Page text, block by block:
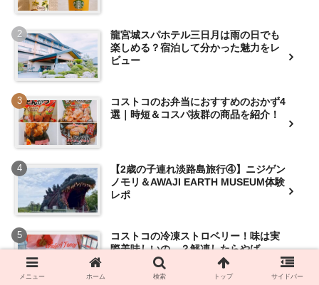
龍宮城スパホテル三日月は雨の日でも
楽しめる？宿泊して分かった魅力をレ
ビュー
コストコのお弁当におすすめのおかず4
選｜時短＆コスパ抜群の商品を紹介！
【2歳の子連れ淡路島旅行④】ニジゲン
ノモリ＆AWAJI EARTH MUSEUM体験
レポ
コストコの冷凍ストロベリー！味は実
際美味しいの…？解凍したらやば
メニュー ホーム 検索 トップ サイドバー